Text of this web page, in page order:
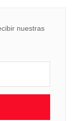
nuestras